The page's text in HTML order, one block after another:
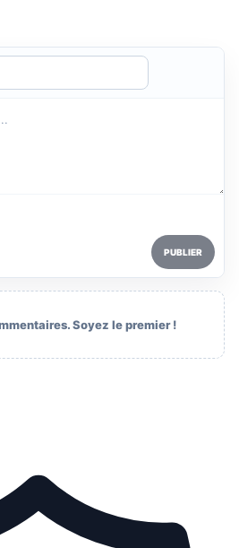
PUBLIER
Soyez le premier !